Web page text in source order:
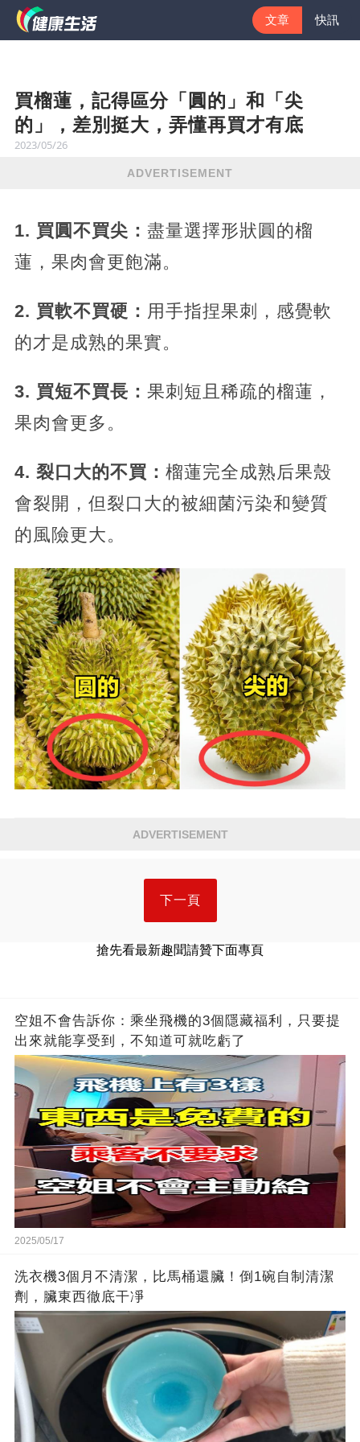
文章 快訊
買榴蓮，記得區分「圓的」和「尖
的」，差別挺大，弄懂再買才有底
2023/05/26
ADVERTISEMENT
1. 買圓不買尖： 盡量選擇形狀圓的榴
蓮，果肉會更飽滿。
2. 買軟不買硬： 用手指捏果刺，感覺軟
的才是成熟的果實。
3. 買短不買長： 果刺短且稀疏的榴蓮，
果肉會更多。
4. 裂口大的不買： 榴蓮完全成熟后果殼
會裂開，但裂口大的被細菌污染和變質
的風險更大。
ADVERTISEMENT
下一頁
搶先看最新趣聞請贊下面專頁
空姐不會告訴你：乘坐飛機的3個隱藏福利，只要提
出來就能享受到，不知道可就吃虧了
2025/05/17
洗衣機3個月不清潔，比馬桶還臟！倒1碗自制清潔
劑，臟東西徹底干凈